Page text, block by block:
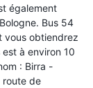
également
Bus 54
vous obtiendrez
à environ 10
: Birra -
route de